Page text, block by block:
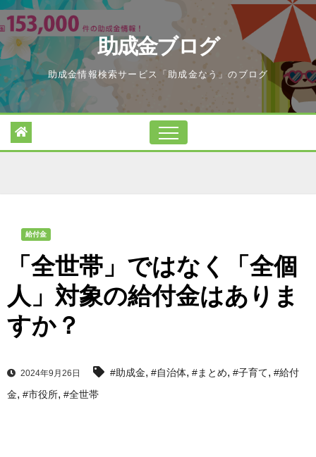
Skip
to
content
助成金ブログ
助成金情報検索サービス「助成金なう」のブログ
給付金
「全世帯」ではなく「全個
人」対象の給付金はありま
すか？
2024年9月26日 #助成金, #自治体, #まとめ, #子育て, #給付
金, #市役所, #全世帯